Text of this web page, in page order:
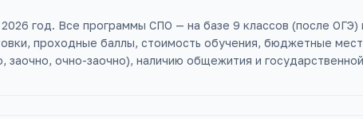
год. Все программы СПО — на базе 9 классов (после ОГЭ)
проходные баллы, стоимость обучения, бюджетные
очно-заочно), наличию общежития и